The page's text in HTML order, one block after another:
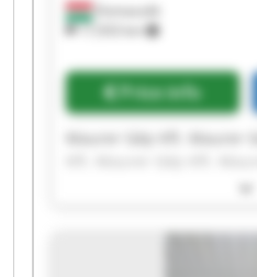
Domaszék
17,933 km
Price info
Gép Kft. Maurer Gép Kft.
Kft. Maurer Gép Kft.
Gép Kft. Maurer Gép